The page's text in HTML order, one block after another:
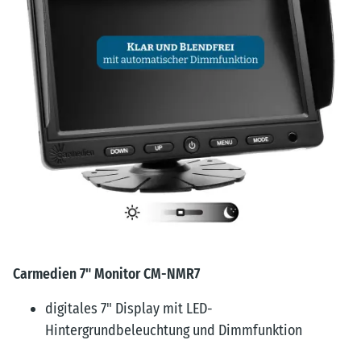
Carmedien 7" Monitor CM-NMR7
digitales 7" Display mit LED-
Hintergrundbeleuchtung und Dimmfunktion